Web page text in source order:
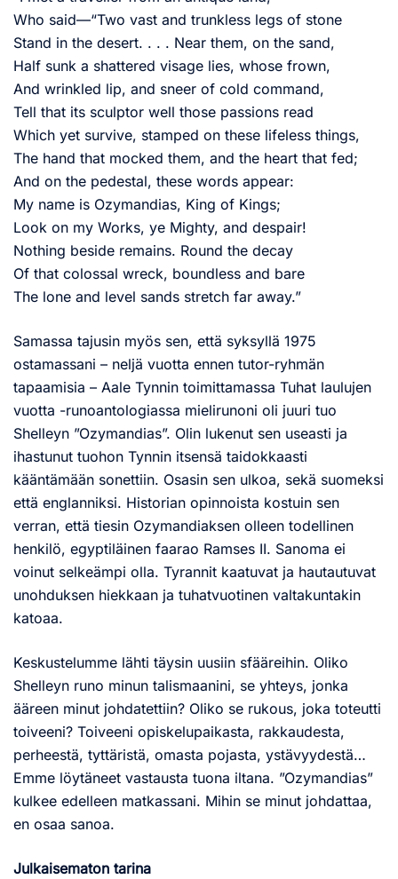
Who said—“Two vast and trunkless legs of stone
Stand in the desert. . . . Near them, on the sand,
Half sunk a shattered visage lies, whose frown,
And wrinkled lip, and sneer of cold command,
Tell that its sculptor well those passions read
Which yet survive, stamped on these lifeless things,
The hand that mocked them, and the heart that fed;
And on the pedestal, these words appear:
My name is Ozymandias, King of Kings;
Look on my Works, ye Mighty, and despair!
Nothing beside remains. Round the decay
Of that colossal wreck, boundless and bare
The lone and level sands stretch far away.”
Samassa tajusin myös sen, että syksyllä 1975
ostamassani – neljä vuotta ennen tutor-ryhmän
tapaamisia – Aale Tynnin toimittamassa Tuhat laulujen
vuotta -runoantologiassa mielirunoni oli juuri tuo
Shelleyn ”Ozymandias”. Olin lukenut sen useasti ja
ihastunut tuohon Tynnin itsensä taidokkaasti
kääntämään sonettiin. Osasin sen ulkoa, sekä suomeksi
että englanniksi. Historian opinnoista kostuin sen
verran, että tiesin Ozymandiaksen olleen todellinen
henkilö, egyptiläinen faarao Ramses II. Sanoma ei
voinut selkeämpi olla. Tyrannit kaatuvat ja hautautuvat
unohduksen hiekkaan ja tuhatvuotinen valtakuntakin
katoaa.
Keskustelumme lähti täysin uusiin sfääreihin. Oliko
Shelleyn runo minun talismaanini, se yhteys, jonka
ääreen minut johdatettiin? Oliko se rukous, joka toteutti
toiveeni? Toiveeni opiskelupaikasta, rakkaudesta,
perheestä, tyttäristä, omasta pojasta, ystävyydestä…
Emme löytäneet vastausta tuona iltana. ”Ozymandias”
kulkee edelleen matkassani. Mihin se minut johdattaa,
en osaa sanoa.
Julkaisematon tarina